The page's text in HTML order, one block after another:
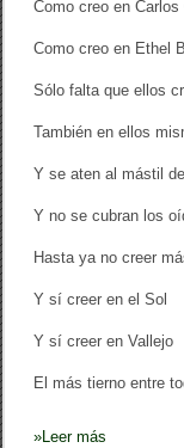
Como creo en Carlos
Como creo en Ethel
Sólo falta que ellos
También en ellos
Y se aten al mástil
Y no se cubran los
Hasta ya no creer
Y sí creer en el Sol
Y sí creer en Vallejo
El más tierno entre
»Leer más